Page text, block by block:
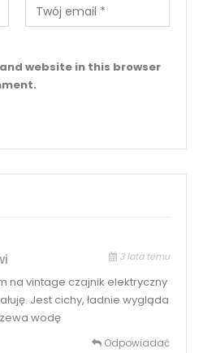
website in this browser
3 lata temu
na vintage czajnik elektryczny
Jest cichy, ładnie wygląda
wodę
Odpowiadać